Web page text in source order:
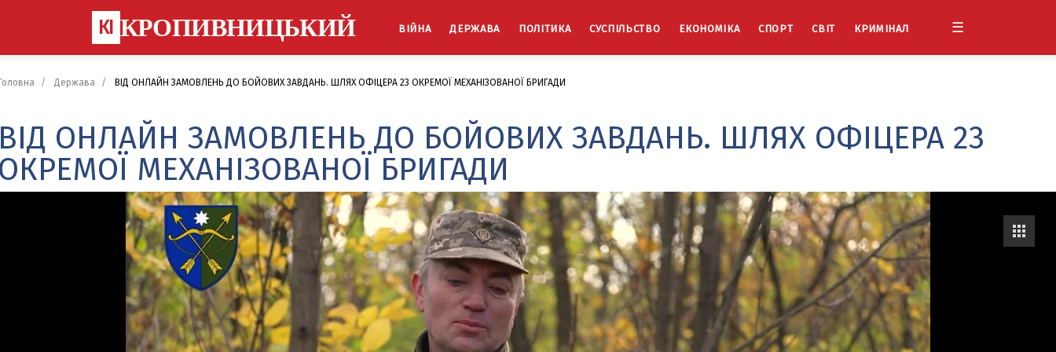
КІ КРОПИВНИЦЬКИЙ ВІЙНА ДЕРЖАВА ПОЛІТИКА СУСПІЛЬСТВО ЕКОНОМІКА СПОРТ СВІТ КРИМІНАЛ ☰
Держава ВІД ОНЛАЙН ЗАМОВЛЕНЬ ДО БОЙОВИХ ЗАВДАНЬ. ШЛЯХ ОФІЦЕРА 23 ОКРЕМОЇ МЕХАНІЗОВАНОЇ БРИГАДИ
ОНЛАЙН ЗАМОВЛЕНЬ ДО БОЙОВИХ ЗАВДАНЬ. ШЛЯХ ОФІЦЕРА 23
МЕХАНІЗОВАНОЇ БРИГАДИ